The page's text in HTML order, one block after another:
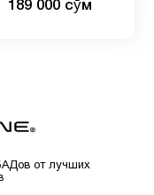
высвобождением
189 000 сӯм
от лучших